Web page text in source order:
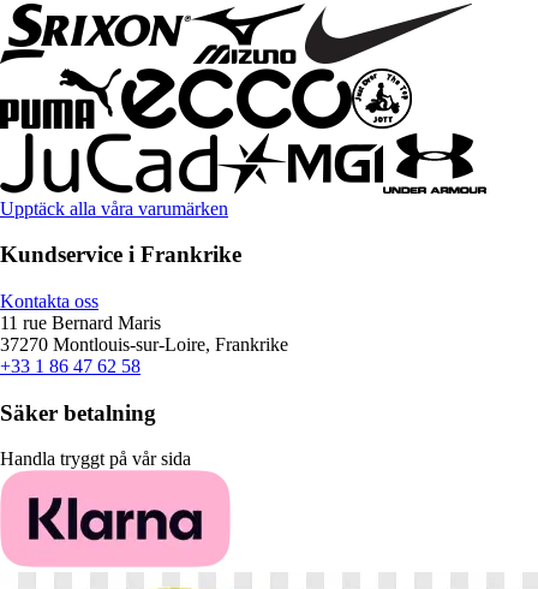
Upptäck alla våra varumärken
Kundservice i Frankrike
Kontakta oss
11 rue Bernard Maris
37270 Montlouis-sur-Loire, Frankrike
+33 1 86 47 62 58
Säker betalning
Handla tryggt på vår sida